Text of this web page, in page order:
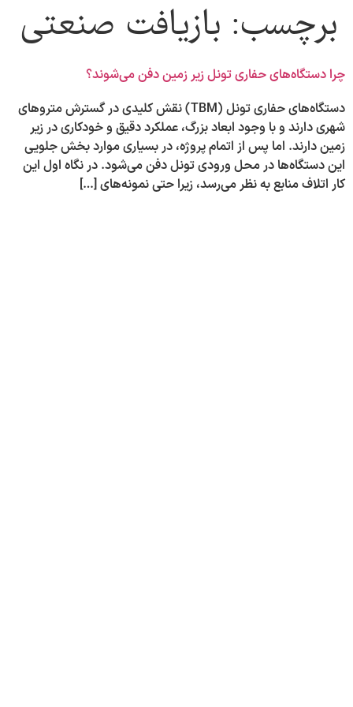
برچسب: بازیافت صنعتی
چرا دستگاه‌های حفاری تونل زیر زمین دفن می‌شوند؟
دستگاه‌های حفاری تونل (TBM) نقش کلیدی در گسترش متروهای
شهری دارند و با وجود ابعاد بزرگ، عملکرد دقیق و خودکاری در زیر
زمین دارند. اما پس از اتمام پروژه، در بسیاری موارد بخش جلویی
این دستگاه‌ها در محل ورودی تونل دفن می‌شود. در نگاه اول این
کار اتلاف منابع به نظر می‌رسد، زیرا حتی نمونه‌های […]